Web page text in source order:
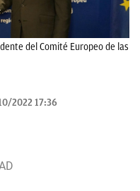
del Comité Europeo de las
2022 17:36